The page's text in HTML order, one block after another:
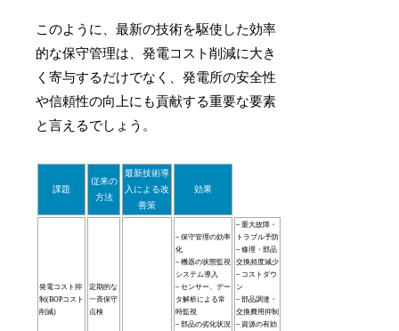
このように、最新の技術を駆使した効率
的な保守管理は、発電コスト削減に大き
く寄与するだけでなく、発電所の安全性
や信頼性の向上にも貢献する重要な要素
と言えるでしょう。
課題
従来の
方法
最新技術導
入による改
善策
効果
発電コスト抑
制(BOPコスト
削減)
定期的な
一斉保守
点検
– 保守管理の効率
化
– 機器の状態監視
システム導入
– センサー、デー
タ解析による常
時監視
– 部品の劣化状況
– 重大故障・
トラブル予防
– 修理・部品
交換頻度減少
– コストダウ
ン
– 部品調達・
交換費用抑制
– 資源の有効